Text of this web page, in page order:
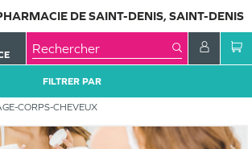
DE SAINT-DENIS, SAINT-DENIS
CORPS-CHEVEUX
FILTRER PAR